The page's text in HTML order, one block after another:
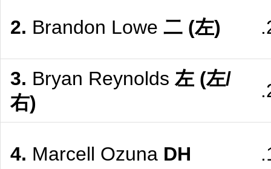
2. Brandon Lowe 二 (左)
3. Bryan Reynolds 左 (左/
右)
4. Marcell Ozuna DH